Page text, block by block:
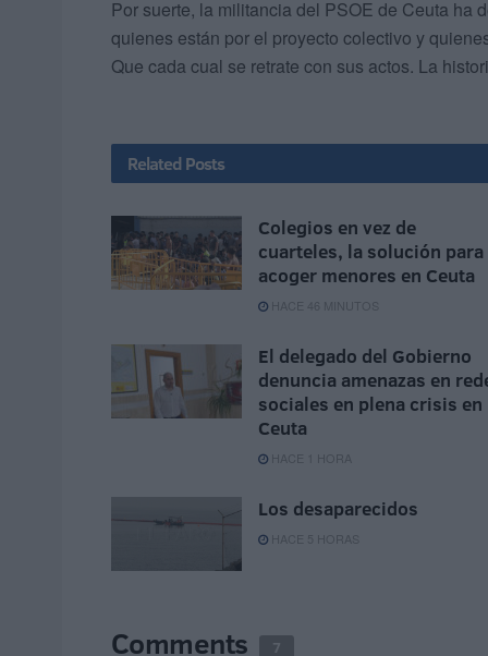
Por suerte, la militancia del PSOE de Ceuta ha
quienes están por el proyecto colectivo y
Que cada cual se retrate con sus actos. La
Related Posts
Colegios en vez de
cuarteles, la solución para
acoger menores en Ceuta
HACE 46 MINUTOS
El delegado del Gobierno
denuncia amenazas en
sociales en plena crisis en
Ceuta
HACE 1 HORA
Los desaparecidos
HACE 5 HORAS
Comments 7